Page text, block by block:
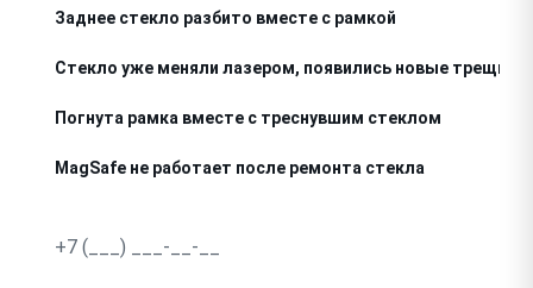
Заднее стекло разбито вместе с рамкой
Стекло уже меняли лазером, появились новые трещины
Погнута рамка вместе с треснувшим стеклом
MagSafe не работает после ремонта стекла